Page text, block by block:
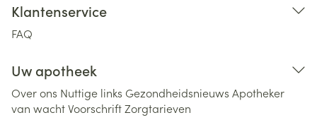
Klantenservice
FAQ
Uw apotheek
Over ons Nuttige links Gezondheidsnieuws Apotheker
van wachtVoorschriftZorgtarieven